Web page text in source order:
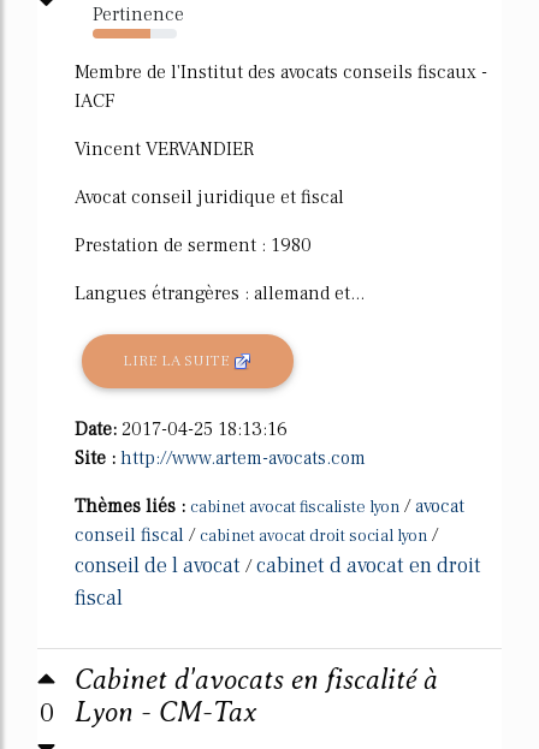
Pertinence
68%
Membre de l'Institut des avocats conseils fiscaux -
IACF
Vincent VERVANDIER
Avocat conseil juridique et fiscal
Prestation de serment : 1980
Langues étrangères : allemand et...
LIRE LA SUITE
Date: 2017-04-25 18:13:16
Site : http://www.artem-avocats.com
Thèmes liés : cabinet avocat fiscaliste lyon /avocat
conseil fiscal / cabinet avocat droit social lyon /
conseil de l avocat /cabinet d avocat en droit
fiscal
0
Cabinet d'avocats en fiscalité à
Lyon - CM-Tax